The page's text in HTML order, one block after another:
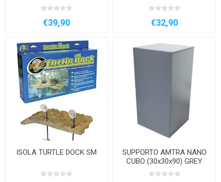
€39,90 €32,90
ISOLA TURTLE DOCK SM
SUPPORTO AMTRA NANO
CUBO (30x30x90) GREY